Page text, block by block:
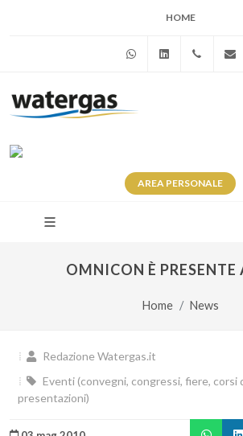
HOME
WhatsAppLinkedin+39
AREA PERSONALE
OMNICON È PRESENTE
Home News
Redazione Watergas.it
Eventi (convegni, congressi, fiere, corsi
presentazioni)